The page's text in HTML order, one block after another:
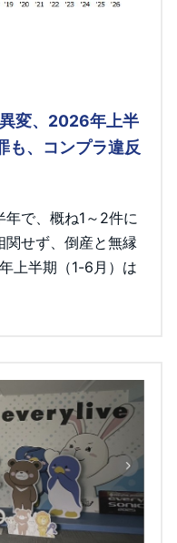
変、2026年上半
、コンプラ違反
で、概ね1～2件に
関せず、倒産と無縁
上半期（1-6月）は